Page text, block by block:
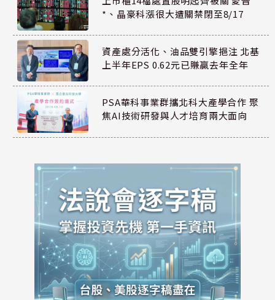
*、晶豪科漲很大遭關禁閉至8/17
資產處分活化、油品雙引擎挹注 北基
上半年EPS 0.62元已賺贏去年全年
PSA華科事業群攜北科大產學合作 聚
焦AI技術研發與人才培育兩大面向